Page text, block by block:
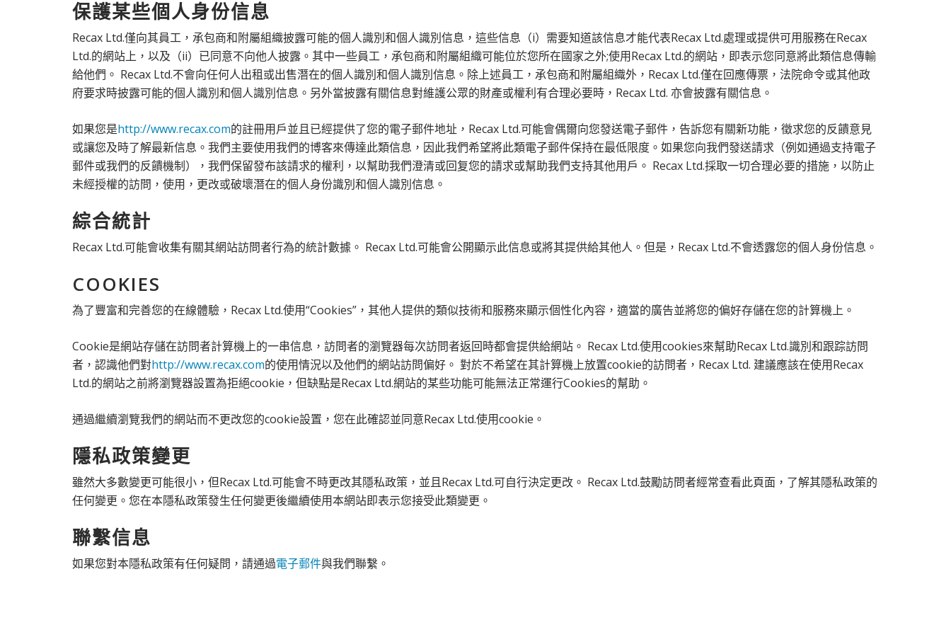
保護某些個人身份信息
Recax Ltd.僅向其員工，承包商和附屬組織披露可能的個人識別和個人識別信息，這些信息（i）需要知道該信息才能代表Recax Ltd.處理或提供可用服務在Recax
Ltd.的網站上，以及（ii）已同意不向他人披露。其中一些員工，承包商和附屬組織可能位於您所在國家之外;使用Recax Ltd.的網站，即表示您同意將此類信息傳輸
給他們。 Recax Ltd.不會向任何人出租或出售潛在的個人識別和個人識別信息。除上述員工，承包商和附屬組織外，Recax Ltd.僅在回應傳票，法院命令或其他政
府要求時披露可能的個人識別和個人識別信息。另外當披露有關信息對維護公眾的財產或權利有合理必要時，Recax Ltd. 亦會披露有關信息。
如果您是http://www.recax.com的註冊用戶並且已經提供了您的電子郵件地址，Recax Ltd.可能會偶爾向您發送電子郵件，告訴您有關新功能，徵求您的反饋意見
或讓您及時了解最新信息。我們主要使用我們的博客來傳達此類信息，因此我們希望將此類電子郵件保持在最低限度。如果您向我們發送請求（例如通過支持電子
郵件或我們的反饋機制），我們保留發布該請求的權利，以幫助我們澄清或回复您的請求或幫助我們支持其他用戶。 Recax Ltd.採取一切合理必要的措施，以防止
未經授權的訪問，使用，更改或破壞潛在的個人身份識別和個人識別信息。
綜合統計
Recax Ltd.可能會收集有關其網站訪問者行為的統計數據。 Recax Ltd.可能會公開顯示此信息或將其提供給其他人。但是，Recax Ltd.不會透露您的個人身份信息。
COOKIES
為了豐富和完善您的在線體驗，Recax Ltd.使用“Cookies”，其他人提供的類似技術和服務來顯示個性化內容，適當的廣告並將您的偏好存儲在您的計算機上。
Cookie是網站存儲在訪問者計算機上的一串信息，訪問者的瀏覽器每次訪問者返回時都會提供給網站。 Recax Ltd.使用cookies來幫助Recax Ltd.識別和跟踪訪問
者，認識他們對http://www.recax.com的使用情況以及他們的網站訪問偏好。 對於不希望在其計算機上放置cookie的訪問者，Recax Ltd. 建議應該在使用Recax
Ltd.的網站之前將瀏覽器設置為拒絕cookie，但缺點是Recax Ltd.網站的某些功能可能無法正常運行Cookies的幫助。
通過繼續瀏覽我們的網站而不更改您的cookie設置，您在此確認並同意Recax Ltd.使用cookie。
隱私政策變更
雖然大多數變更可能很小，但Recax Ltd.可能會不時更改其隱私政策，並且Recax Ltd.可自行決定更改。 Recax Ltd.鼓勵訪問者經常查看此頁面，了解其隱私政策的
任何變更。您在本隱私政策發生任何變更後繼續使用本網站即表示您接受此類變更。
聯繫信息
如果您對本隱私政策有任何疑問，請通過電子郵件與我們聯繫。